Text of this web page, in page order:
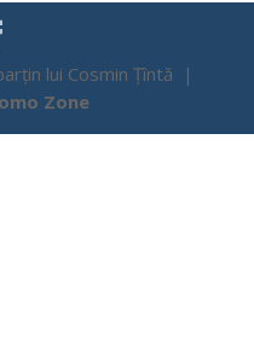
lui Cosmin Țîntă |
Zone